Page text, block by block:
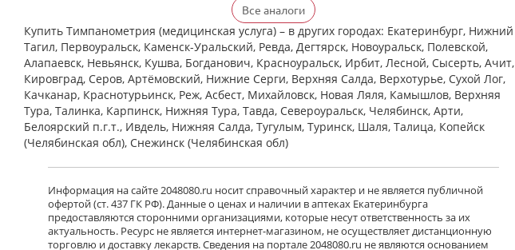
Все аналоги
Купить Тимпанометрия (медицинская услуга) – в других городах: Екатеринбург, Нижний
Тагил, Первоуральск, Каменск-Уральский, Ревда, Дегтярск, Новоуральск, Полевской,
Алапаевск, Невьянск, Кушва, Богданович, Красноуральск, Ирбит, Лесной, Сысерть, Ачит,
Кировград, Серов, Артёмовский, Нижние Cерги, Верхняя Салда, Верхотурье, Сухой Лог,
Качканар, Краснотурьинск, Реж, Асбест, Михайловск, Новая Ляля, Камышлов, Верхняя
Тура, Талинка, Карпинск, Нижняя Тура, Тавда, Североуральск, Челябинск, Арти,
Белоярский п.г.т., Ивдель, Нижняя Салда, Тугулым, Туринск, Шаля, Талица, Копейск
(Челябинская обл), Снежинск (Челябинская обл)
Информация на сайте 2048080.ru носит справочный характер и не является публичной
офертой (ст. 437 ГК РФ). Данные о ценах и наличии в аптеках Екатеринбурга
предоставляются сторонними организациями, которые несут ответственность за их
актуальность. Ресурс не является интернет-магазином, не осуществляет дистанционную
торговлю и доставку лекарств. Сведения на портале 2048080.ru не являются основанием